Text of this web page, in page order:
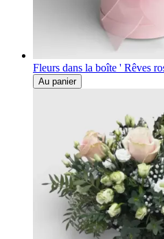
Fleurs dans la boîte ' Rêves
Au panier